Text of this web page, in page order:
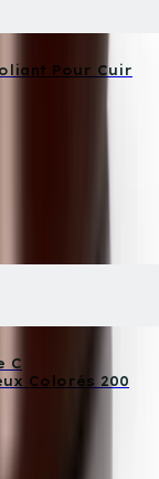
Pour Cuir
C
Colorés 200